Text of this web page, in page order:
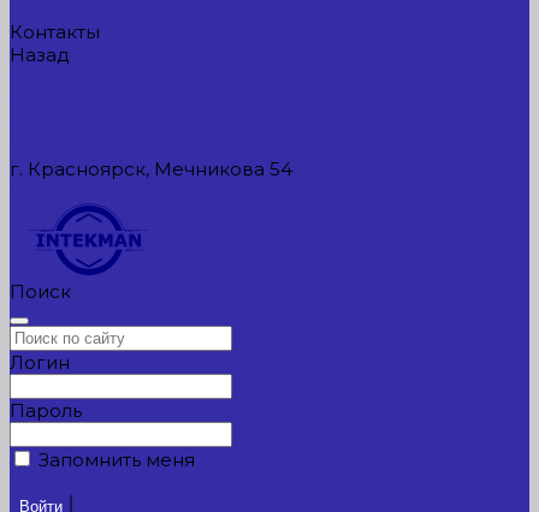
Контакты
Назад
г. Красноярск, Мечникова 54
Поиск
Логин
Пароль
Запомнить меня